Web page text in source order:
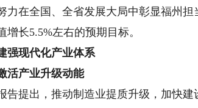
力在全国、全省发展大局中彰显福州
增长5.5%左右的预期目标。
现代化产业体系
产业升级动能
提出，推动制造业提质升级，加快建